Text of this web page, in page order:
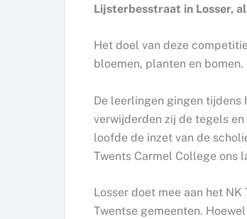
Lijsterbesstraat in Losser,
Het doel van deze
bloemen, planten en bomen.
De leerlingen gingen tijdens
verwijderden zij de tegels
loofde de inzet van de
Twents Carmel College ons
Losser doet mee aan het
Twentse gemeenten.